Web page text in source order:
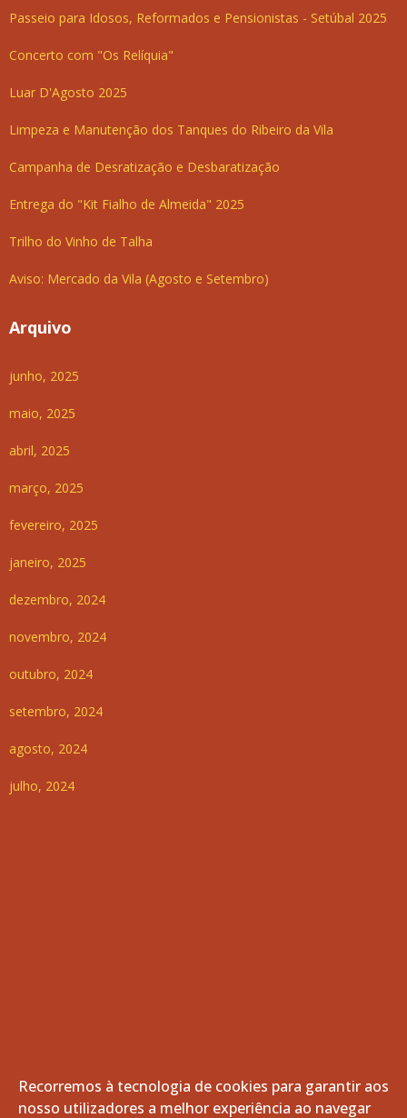
Passeio para Idosos, Reformados e Pensionistas - Setúbal 2025
Concerto com "Os Relíquia"
Luar D'Agosto 2025
Limpeza e Manutenção dos Tanques do Ribeiro da Vila
Campanha de Desratização e Desbaratização
Entrega do "Kit Fialho de Almeida" 2025
Trilho do Vinho de Talha
Aviso: Mercado da Vila (Agosto e Setembro)
Arquivo
junho, 2025
maio, 2025
abril, 2025
março, 2025
fevereiro, 2025
janeiro, 2025
dezembro, 2024
novembro, 2024
outubro, 2024
setembro, 2024
agosto, 2024
julho, 2024
Recorremos à tecnologia de cookies para garantir aos
nosso utilizadores a melhor experiência ao navegar